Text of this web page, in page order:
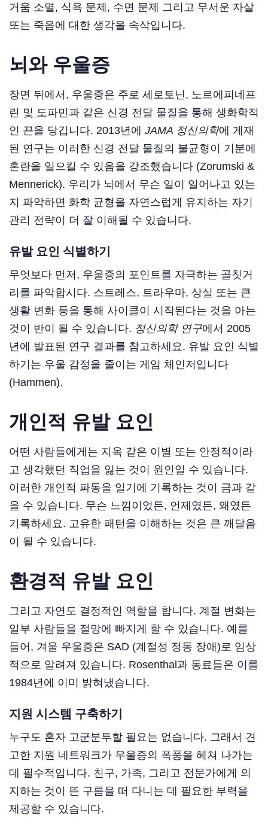
거움 소멸, 식욕 문제, 수면 문제 그리고 무서운 자살
또는 죽음에 대한 생각을 속삭입니다.
뇌와 우울증
장면 뒤에서, 우울증은 주로 세로토닌, 노르에피네프
린 및 도파민과 같은 신경 전달 물질을 통해 생화학적
인 끈을 당깁니다. 2013년에 JAMA 정신의학에 게재
된 연구는 이러한 신경 전달 물질의 불균형이 기분에
혼란을 일으킬 수 있음을 강조했습니다 (Zorumski &
Mennerick). 우리가 뇌에서 무슨 일이 일어나고 있는
지 파악하면 화학 균형을 자연스럽게 유지하는 자기
관리 전략이 더 잘 이해될 수 있습니다.
유발 요인 식별하기
무엇보다 먼저, 우울증의 포인트를 자극하는 골칫거
리를 파악합시다. 스트레스, 트라우마, 상실 또는 큰
생활 변화 등을 통해 사이클이 시작된다는 것을 아는
것이 반이 될 수 있습니다. 정신의학 연구에서 2005
년에 발표된 연구 결과를 참고하세요. 유발 요인 식별
하기는 우울 감정을 줄이는 게임 체인저입니다
(Hammen).
개인적 유발 요인
어떤 사람들에게는 지옥 같은 이별 또는 안정적이라
고 생각했던 직업을 잃는 것이 원인일 수 있습니다.
이러한 개인적 파동을 일기에 기록하는 것이 금과 같
을 수 있습니다. 무슨 느낌이었든, 언제였든, 왜였든
기록하세요. 고유한 패턴을 이해하는 것은 큰 깨달음
이 될 수 있습니다.
환경적 유발 요인
그리고 자연도 결정적인 역할을 합니다. 계절 변화는
일부 사람들을 절망에 빠지게 할 수 있습니다. 예를
들어, 겨울 우울증은 SAD (계절성 정동 장애)로 임상
적으로 알려져 있습니다. Rosenthal과 동료들은 이를
1984년에 이미 밝혀냈습니다.
지원 시스템 구축하기
누구도 혼자 고군분투할 필요는 없습니다. 그래서 견
고한 지원 네트워크가 우울증의 폭풍을 헤쳐 나가는
데 필수적입니다. 친구, 가족, 그리고 전문가에게 의
지하는 것이 뜬 구름을 떠 다니는 데 필요한 부력을
제공할 수 있습니다.